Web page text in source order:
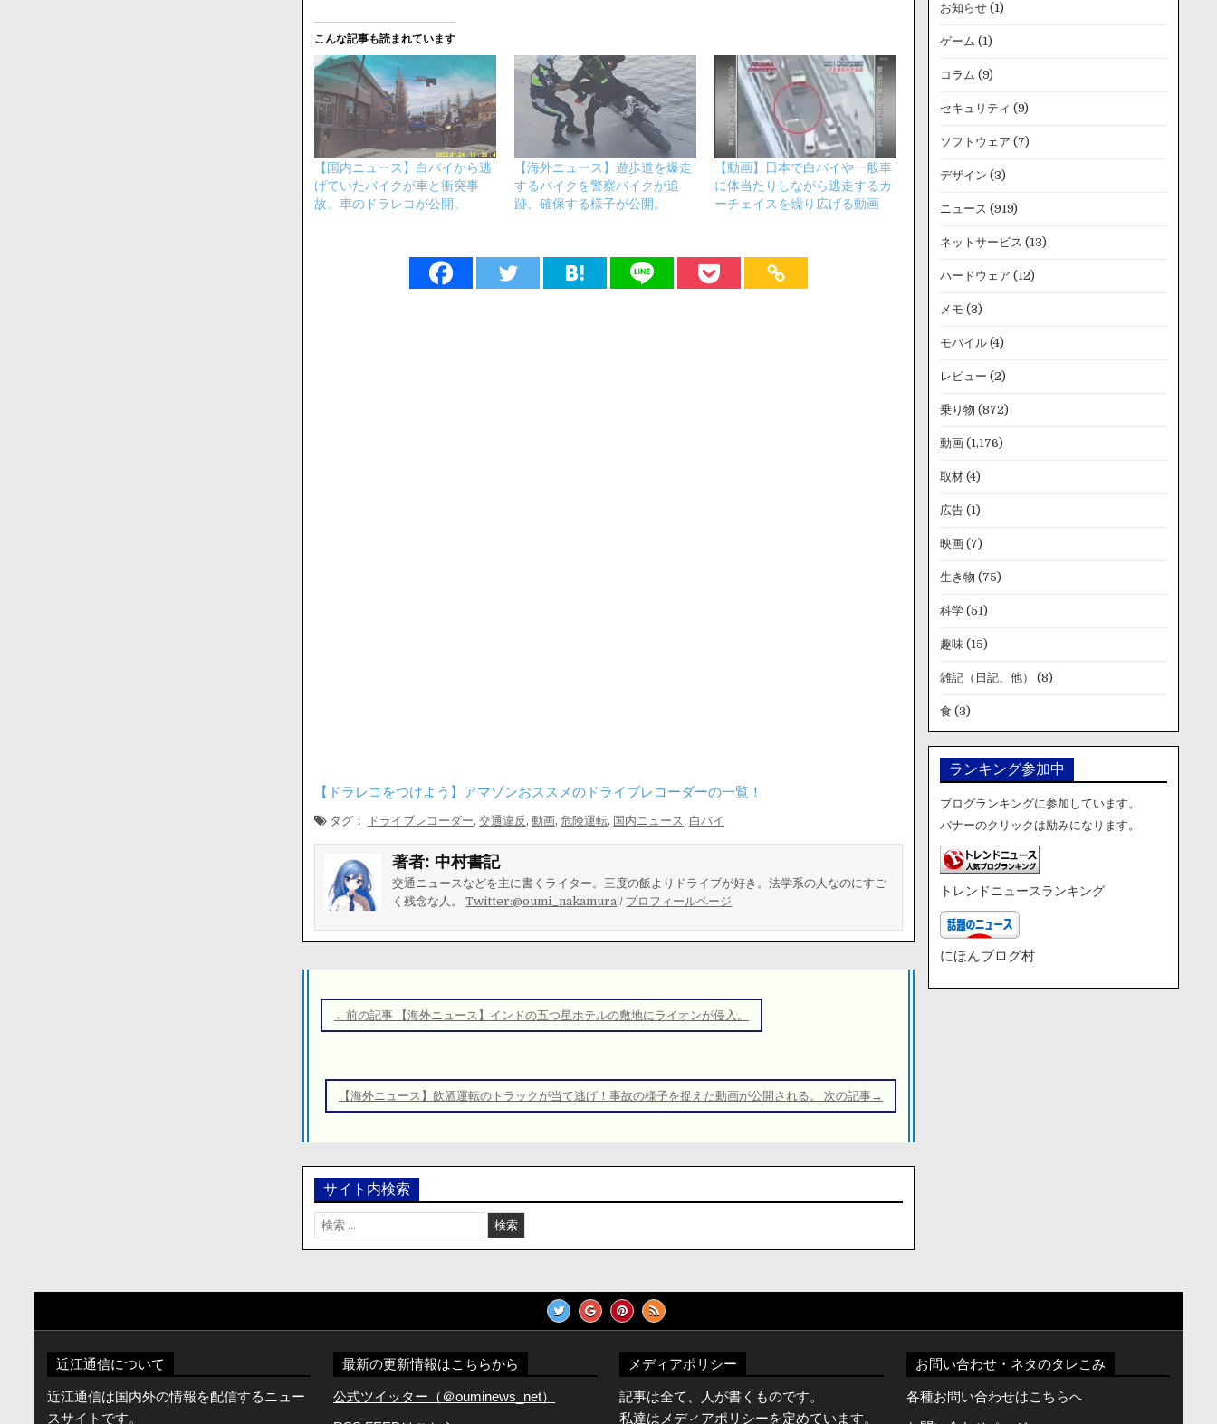
こんな記事も読まれています
【国内ニュース】白バイから逃
げていたバイクが車と衝突事
故。車のドラレコが公開。
【海外ニュース】遊歩道を爆走
するバイクを警察バイクが追
跡、確保する様子が公開。
【動画】日本で白バイや一般車
に体当たりしながら逃走するカ
ーチェイスを繰り広げる動画
【ドラレコをつけよう】アマゾンおススメのドライブレコーダーの一覧！
タグ： ドライブレコーダー,交通違反 ,動画,危険運転, 国内ニュース , 白バイ
著者: 中村書記
交通ニュースなどを主に書くライター。三度の飯よりドライブが好き。法学系の人なのにすご
く残念な人。Twitter:@oumi_nakamura / プロフィールページ
稿
ナ
ゲ
ー
ョ
ン
←前の記事 【海外ニュース】インドの五つ星ホテルの敷地にライオンが侵入。
【海外ニュース】飲酒運転のトラックが当て逃げ！事故の様子を捉えた動画が公開される。 次の記事→
サイト内検索
検
索:
お知らせ(1)
ゲーム (1)
コラム (9)
セキュリティ (9)
ソフトウェア (7)
デザイン (3)
ニュース (919)
ネットサービス (13)
ハードウェア (12)
メモ (3)
モバイル(4)
レビュー (2)
乗り物 (872)
動画(1,176)
取材(4)
広告(1)
映画(7)
生き物 (75)
科学(51)
趣味(15)
雑記（日記、他） (8)
食 (3)
ランキング参加中
ブログランキングに参加しています。
バナーのクリックは励みになります。
トレンドニュースランキング
にほんブログ村
近江通信について
近江通信は国内外の情報を配信するニュー
スサイトです。
最新の更新情報はこちらから
公式ツイッター（＠ouminews_net）
メディアポリシー
記事は全て、人が書くものです。
私達はメディアポリシーを定めています。
お問い合わせ・ネタのタレこみ
各種お問い合わせはこちらへ